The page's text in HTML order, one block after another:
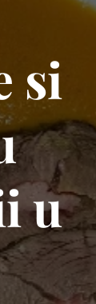
si
u